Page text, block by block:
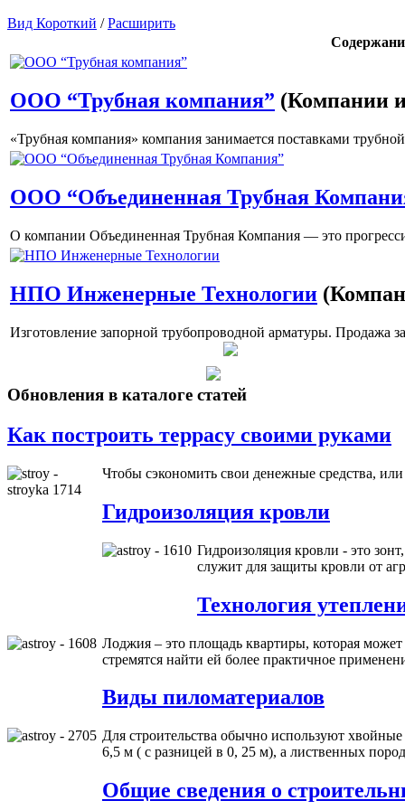
Вид Короткий /Расширить
ООО “Трубная компания” (Компании
«Трубная компания» компания занимается поставками
ООО “Объединенная Трубная
О компании Объединенная Трубная Компания — это
НПО Инженерные Технологии
Изготовление запорной трубопроводной арматуры. Продажа
Обновления в каталоге статей
Как построить террасу своими руками
Чтобы сэкономить свои денежные средства,
Гидроизоляция кровли
Гидроизоляция кровли - это
служит для защиты кровли от
Технология
Лоджия – это площадь квартиры, которая
стремятся найти ей более практичное
Виды пиломатериалов
Для строительства обычно используют
6,5 м ( с разницей в 0, 25 м), а лиственных
Общие сведения о